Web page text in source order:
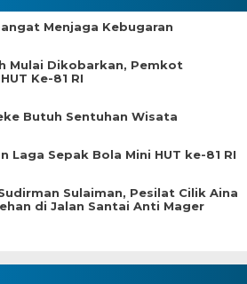
Menjaga Kebugaran
Mulai Dikobarkan, Pemkot
Ke-81 RI
Butuh Sentuhan Wisata
Laga Sepak Bola Mini HUT ke-81 RI
Sulaiman, Pesilat Cilik Aina
di Jalan Santai Anti Mager